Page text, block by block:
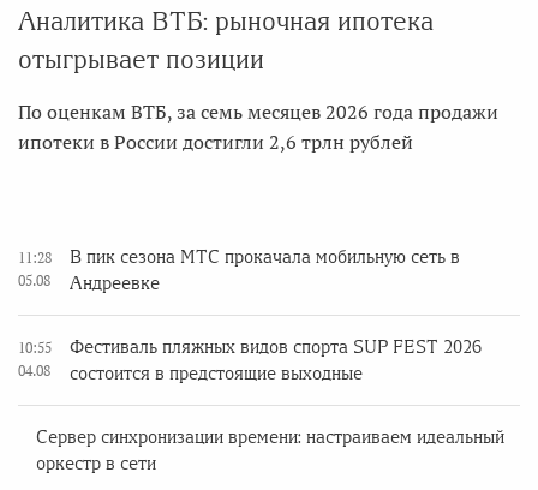
Аналитика ВТБ: рыночная ипотека
отыгрывает позиции
По оценкам ВТБ, за семь месяцев 2026 года продажи
ипотеки в России достигли 2,6 трлн рублей
11:28
05.08
В пик сезона МТС прокачала мобильную сеть в
Андреевке
10:55
04.08
Фестиваль пляжных видов спорта SUP FEST 2026
состоится в предстоящие выходные
Сервер синхронизации времени: настраиваем идеальный
оркестр в сети